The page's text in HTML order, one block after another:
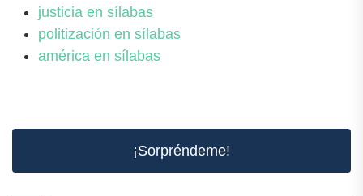
justicia en sílabas
politización en sílabas
américa en sílabas
¡Sorpréndeme!